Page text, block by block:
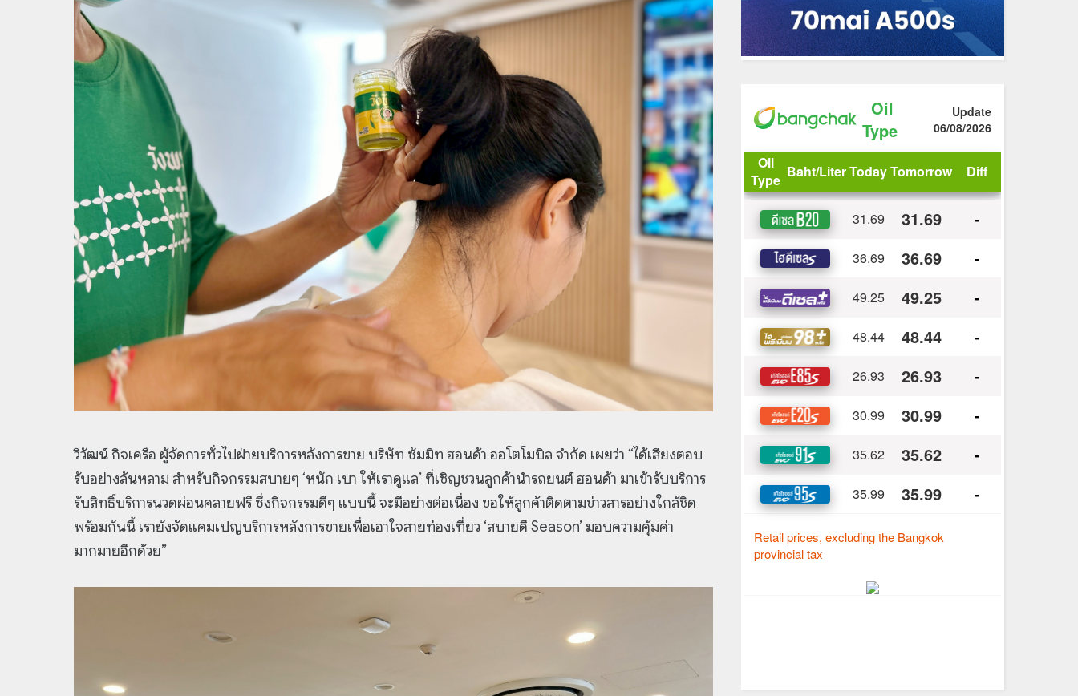
วิวัฒน์ กิจเครือ ผู้จัดการทั่วไปฝ่ายบริการหลังการขาย บริษัท ซัมมิท ฮอนด้า ออโตโมบิล จำกัด เผยว่า “ได้เสียงตอบ
รับอย่างล้นหลาม สำหรับกิจกรรมสบายๆ ‘หนัก เบา ให้เราดูแล’ ที่เชิญชวนลูกค้านำรถยนต์ ฮอนด้า มาเข้ารับบริการ
รับสิทธิ์บริการนวดผ่อนคลายฟรี ซึ่งกิจกรรมดีๆ แบบนี้ จะมีอย่างต่อเนื่อง ขอให้ลูกค้าติดตามข่าวสารอย่างใกล้ชิด
พร้อมกันนี้ เรายังจัดแคมเปญบริการหลังการขายเพื่อเอาใจสายท่องเที่ยว ‘สบายดี Season’ มอบความคุ้มค่า
มากมายอีกด้วย”